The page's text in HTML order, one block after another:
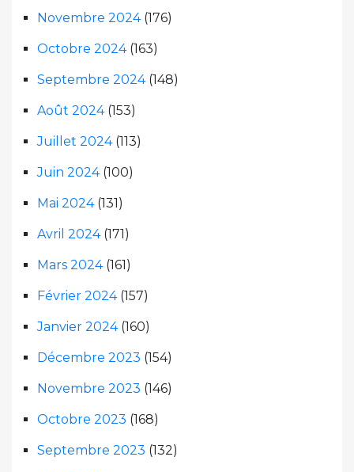
Novembre 2024(176)
Octobre 2024(163)
Septembre 2024(148)
Août 2024(153)
Juillet 2024(113)
Juin 2024(100)
Mai 2024(131)
Avril 2024(171)
Mars 2024(161)
Février 2024(157)
Janvier 2024(160)
Décembre 2023 (154)
Novembre 2023 (146)
Octobre 2023 (168)
Septembre 2023 (132)